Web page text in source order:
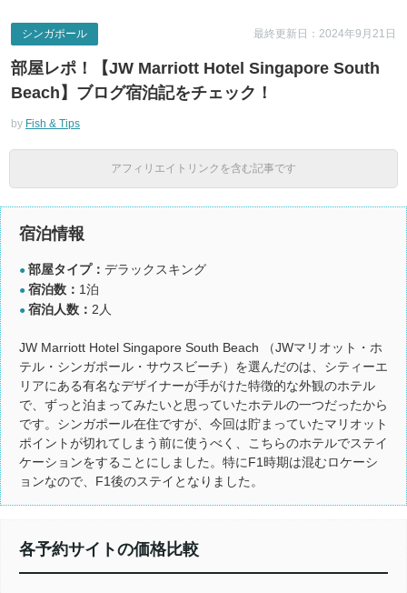
最終更新日：2024年9月21日
シンガポール
部屋レポ！【JW Marriott Hotel Singapore South
Beach】ブログ宿泊記をチェック！
by Fish & Tips
アフィリエイトリンクを含む記事です
宿泊情報
● 部屋タイプ： デラックスキング
● 宿泊数： 1泊
● 宿泊人数： 2人
JW Marriott Hotel Singapore South Beach （JWマリオット・ホ
テル・シンガポール・サウスビーチ）を選んだのは、シティーエ
リアにある有名なデザイナーが手がけた特徴的な外観のホテル
で、ずっと泊まってみたいと思っていたホテルの一つだったから
です。シンガポール在住ですが、今回は貯まっていたマリオット
ポイントが切れてしまう前に使うべく、こちらのホテルでステイ
ケーションをすることにしました。特にF1時期は混むロケーシ
ョンなので、F1後のステイとなりました。
各予約サイトの価格比較